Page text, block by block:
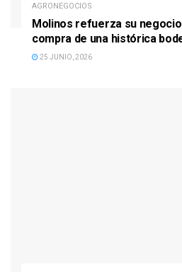
AGRONEGOCIOS
Molinos refuerza su
compra de una histórica
25 JUNIO, 2026